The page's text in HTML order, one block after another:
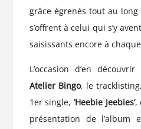
grâce égrenés tout au
s’offrent à celui qui s’y
saisissants encore à
L’occasion d’en découvrir
Atelier Bingo, le tracklisting
1er single,‘Heebie Jeebies’,
présentation de